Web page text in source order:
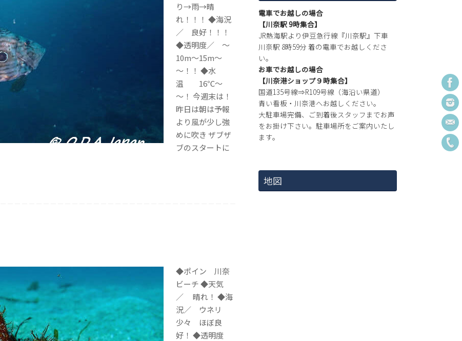
り→雨→晴
れ！！！ ◆海況
／ 良好！！！
◆透明度／ ～
10m～15m～
～！！ ◆水
温 16℃～
～！ 今週末は！
昨日は朝は予報
より風が少し強
めに吹き ザブザ
ブのスタートに
◆ポイン 川奈
ビーチ ◆天気
／ 晴れ！ ◆海
況／ ウネリ
少々 ほぼ良
好！ ◆透明度
電車でお越しの場合
【川奈駅 9時集合】
JR熱海駅より伊豆急行線『川奈駅』下車
川奈駅 8時59分 着の電車でお越しくださ
い。
お車でお越しの場合
【川奈港ショップ９時集合】
国道135号線⇒R109号線（海沿い県道）
青い看板・川奈港へお越しください。
大駐車場完備、ご到着後スタッフまでお声
をお掛け下さい。駐車場所をご案内いたし
ます。
地図